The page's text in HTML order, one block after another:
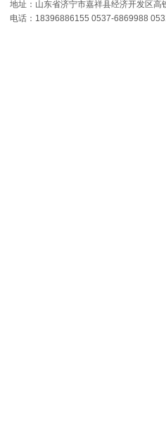
地址：山东省济宁市嘉祥县经济开发区高
电话：18396886155 0537-6869988